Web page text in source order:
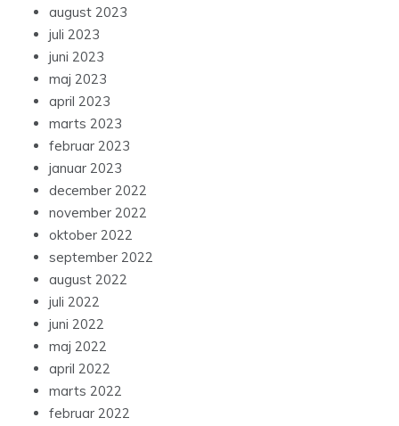
august 2023
juli 2023
juni 2023
maj 2023
april 2023
marts 2023
februar 2023
januar 2023
december 2022
november 2022
oktober 2022
september 2022
august 2022
juli 2022
juni 2022
maj 2022
april 2022
marts 2022
februar 2022